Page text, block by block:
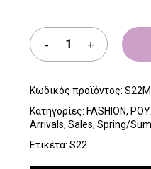
Κωδικός προϊόντος:
Κατηγορίες: FASHION,
Arrivals, Sales, Spring/
Ετικέτα: S22